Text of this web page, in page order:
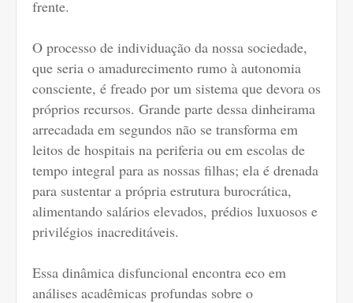
frente.
O processo de individuação da nossa sociedade,
que seria o amadurecimento rumo à autonomia
consciente, é freado por um sistema que devora os
próprios recursos. Grande parte dessa dinheirama
arrecadada em segundos não se transforma em
leitos de hospitais na periferia ou em escolas de
tempo integral para as nossas filhas; ela é drenada
para sustentar a própria estrutura burocrática,
alimentando salários elevados, prédios luxuosos e
privilégios inacreditáveis.
Essa dinâmica disfuncional encontra eco em
análises acadêmicas profundas sobre o